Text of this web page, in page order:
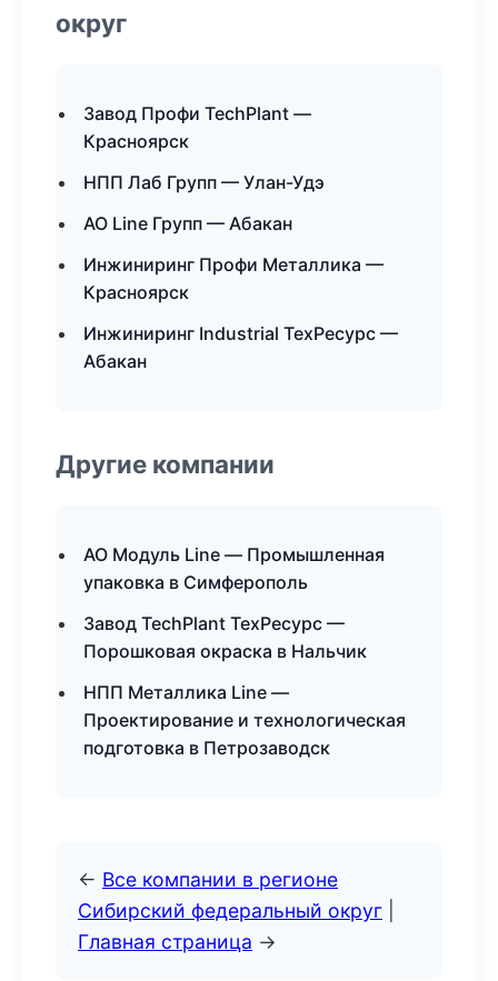
округ
Завод Профи TechPlant —
Красноярск
НПП Лаб Групп — Улан-Удэ
АО Line Групп — Абакан
Инжиниринг Профи Металлика —
Красноярск
Инжиниринг Industrial ТехРесурс —
Абакан
Другие компании
АО Модуль Line — Промышленная
упаковка в Симферополь
Завод TechPlant ТехРесурс —
Порошковая окраска в Нальчик
НПП Металлика Line —
Проектирование и технологическая
подготовка в Петрозаводск
← Все компании в регионе
Сибирский федеральный округ
Главная страница →